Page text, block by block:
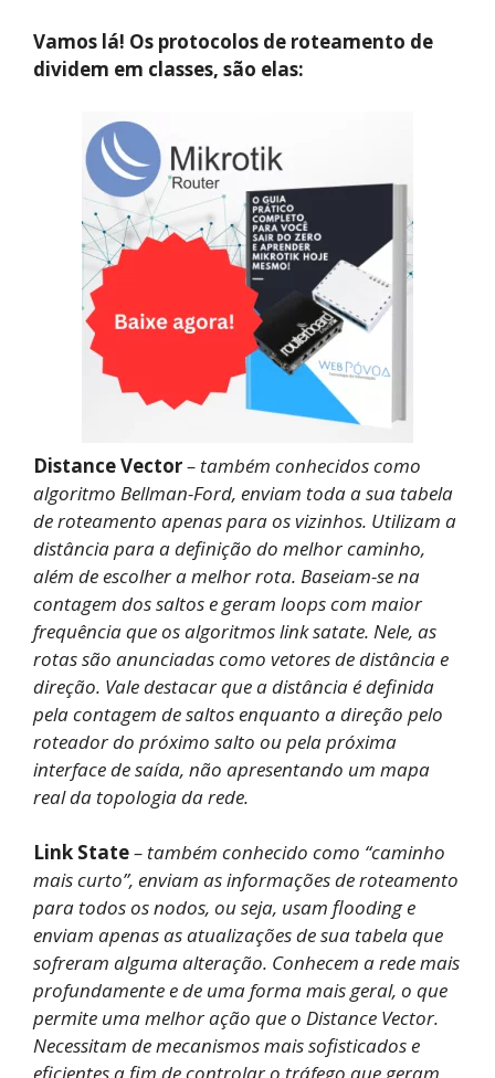
Vamos lá! Os protocolos de roteamento de
dividem em classes, são elas:
Distance Vector– também conhecidos como
algoritmo Bellman-Ford, enviam toda a sua tabela
de roteamento apenas para os vizinhos. Utilizam a
distância para a definição do melhor caminho,
além de escolher a melhor rota. Baseiam-se na
contagem dos saltos e geram loops com maior
frequência que os algoritmos link satate. Nele, as
rotas são anunciadas como vetores de distância e
direção. Vale destacar que a distância é definida
pela contagem de saltos enquanto a direção pelo
roteador do próximo salto ou pela próxima
interface de saída, não apresentando um mapa
real da topologia da rede.
Link State– também conhecido como “caminho
mais curto”, enviam as informações de roteamento
para todos os nodos, ou seja, usam flooding e
enviam apenas as atualizações de sua tabela que
sofreram alguma alteração. Conhecem a rede mais
profundamente e de uma forma mais geral, o que
permite uma melhor ação que o Distance Vector.
Necessitam de mecanismos mais sofisticados e